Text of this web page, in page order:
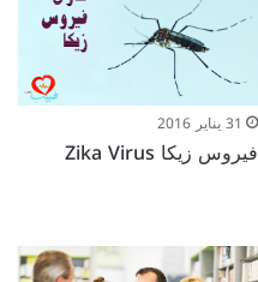
31 يناير 2016
فيروس زيكا Zika Virus